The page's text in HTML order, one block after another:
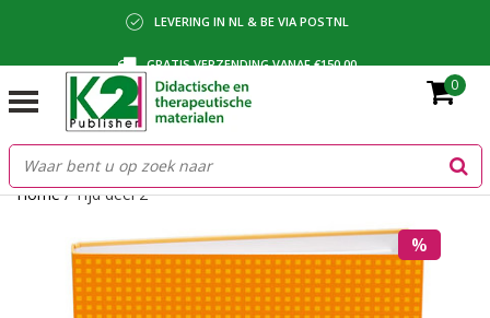
LEVERING IN NL & BE VIA POSTNL
GRATIS VERZENDING VANAF €150,00
BETALING VIA IDEAL, BANCONTACT OF FACTUUR
0
Home/Tijd deel 2
%